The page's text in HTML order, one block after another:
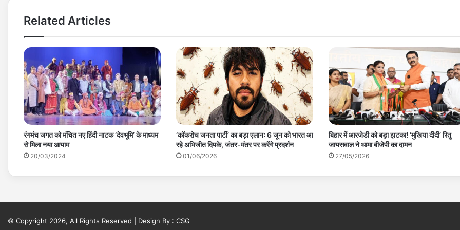
Related Articles
रंगमंच जगत को मंचित नए हिंदी नाटक ‘देवभूमि’ के माध्यम
से मिला नया आयाम
20/03/2024
‘कॉकरोच जनता पार्टी’ का बड़ा एलान: 6 जून को भारत आ
रहे अभिजीत दिपके, जंतर-मंतर पर करेंगे प्रदर्शन
01/06/2026
बिहार में आरजेडी को बड़ा झटका! ‘मुखिया दीदी’ रितु
जायसवाल ने थामा बीजेपी का दामन
27/05/2026
© Copyright 2026, All Rights Reserved | Design By : CSG